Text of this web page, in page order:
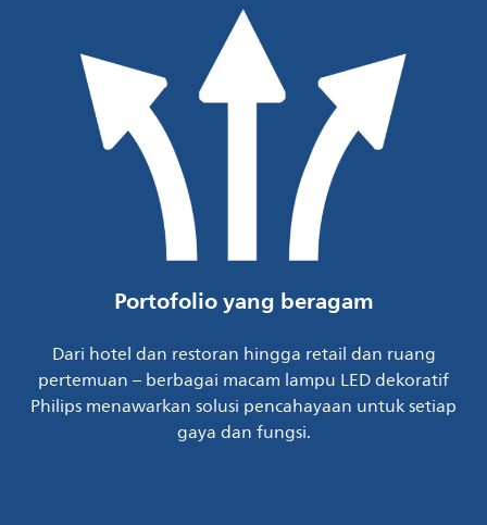
Portofolio yang beragam
Dari hotel dan restoran hingga retail dan ruang
pertemuan – berbagai macam lampu LED dekoratif
Philips menawarkan solusi pencahayaan untuk setiap
gaya dan fungsi.